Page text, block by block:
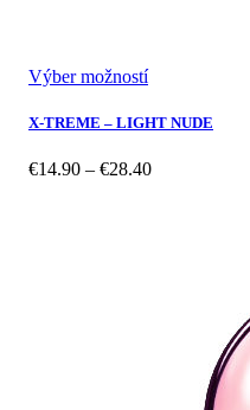
Výber možností
X-TREME – LIGHT NUDE
€14.90 – €28.40Price